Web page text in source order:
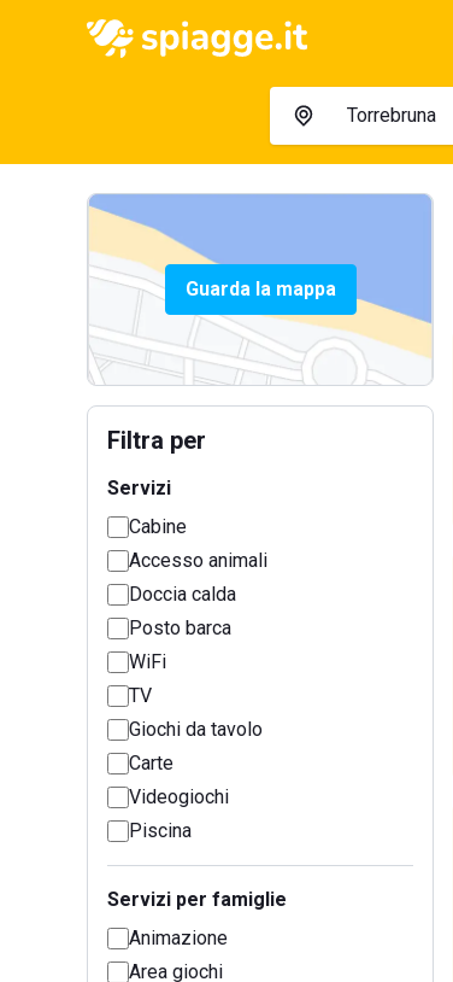
Guarda la mappa
Filtra per
Servizi
Cabine
Accesso animali
Doccia calda
Posto barca
WiFi
TV
Giochi da tavolo
Carte
Videogiochi
Piscina
Servizi per famiglie
Animazione
Area giochi